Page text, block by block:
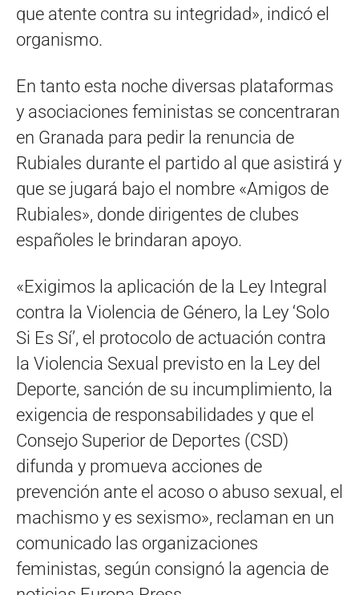
que atente contra su integridad», indicó el
organismo.
En tanto esta noche diversas plataformas
y asociaciones feministas se concentraran
en Granada para pedir la renuncia de
Rubiales durante el partido al que asistirá y
que se jugará bajo el nombre «Amigos de
Rubiales», donde dirigentes de clubes
españoles le brindaran apoyo.
«Exigimos la aplicación de la Ley Integral
contra la Violencia de Género, la Ley ‘Solo
Si Es Sí’, el protocolo de actuación contra
la Violencia Sexual previsto en la Ley del
Deporte, sanción de su incumplimiento, la
exigencia de responsabilidades y que el
Consejo Superior de Deportes (CSD)
difunda y promueva acciones de
prevención ante el acoso o abuso sexual, el
machismo y es sexismo», reclaman en un
comunicado las organizaciones
feministas, según consignó la agencia de